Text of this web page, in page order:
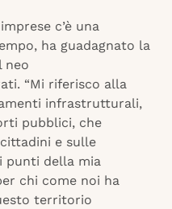
c’è una
ha guadagnato la
neo
“Mi riferisco alla
infrastrutturali,
pubblici, che
e sulle
punti della mia
chi come noi ha
territorio